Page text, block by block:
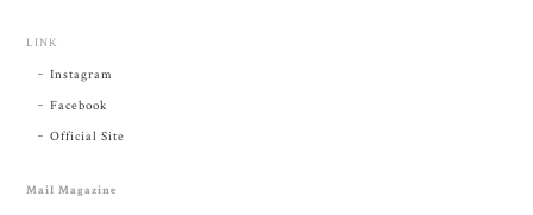
LINK
Instagram
Facebook
Official Site
Mail Magazine